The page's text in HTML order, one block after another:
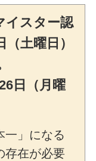
イスター認
土曜日）
日（月曜
」になる
存在が必要